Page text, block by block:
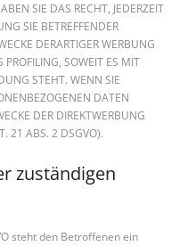
SIE DAS RECHT, JEDERZEIT
SIE BETREFFENDER
DERARTIGER WERBUNG
SOWEIT ES MIT
STEHT. WENN SIE
DATEN
DER DIREKTWERBUNG
21 ABS. 2 DSGVO).
zuständigen
steht den Betroffenen ein